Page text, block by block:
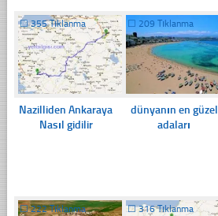
☐355 Tıklanma
Nazilliden Ankaraya
Nasıl gidilir
☐ 209 Tıklanma
dünyanın en güzel
adaları
☐222 Tıklanma ☐316 Tıklanma